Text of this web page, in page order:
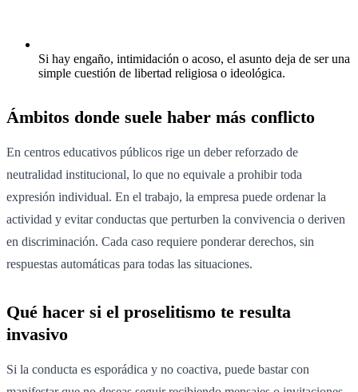
Si hay engaño, intimidación o acoso, el asunto deja de ser una
simple cuestión de libertad religiosa o ideológica.
Ámbitos donde suele haber más conflicto
En centros educativos públicos rige un deber reforzado de
neutralidad institucional, lo que no equivale a prohibir toda
expresión individual. En el trabajo, la empresa puede ordenar la
actividad y evitar conductas que perturben la convivencia o deriven
en discriminación. Cada caso requiere ponderar derechos, sin
respuestas automáticas para todas las situaciones.
Qué hacer si el proselitismo te resulta
invasivo
Si la conducta es esporádica y no coactiva, puede bastar con